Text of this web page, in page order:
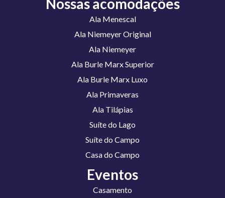
Nossas acomodações
Ala Menescal
Ala Niemeyer Original
Ala Niemeyer
Ala Burle Marx Superior
Ala Burle Marx Luxo
Ala Primaveras
Ala Tilápias
Suíte do Lago
Suíte do Campo
Casa do Campo
Eventos
Casamento